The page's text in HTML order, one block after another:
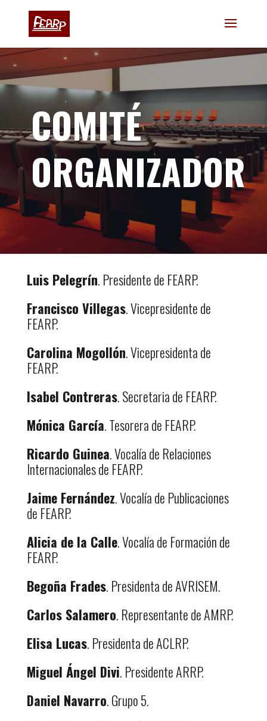
COMITÉ
ORGANIZADOR
Luis Pelegrín. Presidente de FEARP.
Francisco Villegas. Vicepresidente de
FEARP.
Carolina Mogollón. Vicepresidenta de
FEARP.
Isabel Contreras. Secretaria de FEARP.
Mónica García. Tesorera de FEARP.
Ricardo Guinea. Vocalía de Relaciones
Internacionales de FEARP.
Jaime Fernández. Vocalía de Publicaciones
de FEARP.
Alicia de la Calle. Vocalía de Formación de
FEARP.
Begoña Frades. Presidenta de AVRISEM.
Carlos Salamero. Representante de AMRP.
Elisa Lucas. Presidenta de ACLRP.
Miguel Ángel Divi. Presidente ARRP.
Daniel Navarro. Grupo 5.